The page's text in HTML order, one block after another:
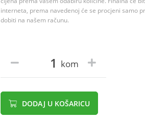
interneta, prema navedenoj će se procjeni samo
dobiti na našem računu.
kom
DODAJ U KOŠARICU